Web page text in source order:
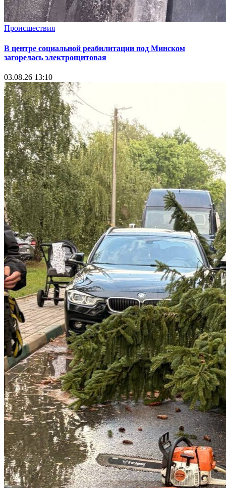
Происшествия
В центре социальной реабилитации под Минском
загорелась электрощитовая
03.08.26 13:10